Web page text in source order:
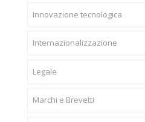
Innovazione tecnologica
Internazionalizzazione
Legale
Marchi e Brevetti